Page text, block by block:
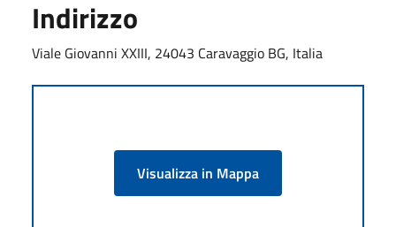
Indirizzo
Viale Giovanni XXIII, 24043 Caravaggio BG, Italia
Visualizza in Mappa